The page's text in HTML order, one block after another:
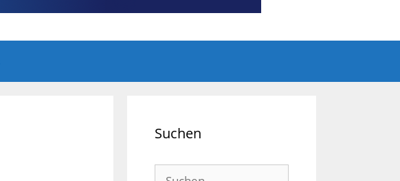
Suchen
Suchen